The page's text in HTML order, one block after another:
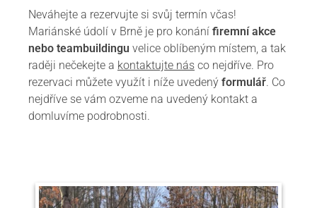
Neváhejte a rezervujte si svůj termín včas!
Mariánské údolí v Brně je pro konání firemní akce
nebo teambuildingu velice oblíbeným místem, a tak
raději nečekejte a kontaktujte nás co nejdříve. Pro
rezervaci můžete využít i níže uvedený formulář. Co
nejdříve se vám ozveme na uvedený kontakt a
domluvíme podrobnosti.